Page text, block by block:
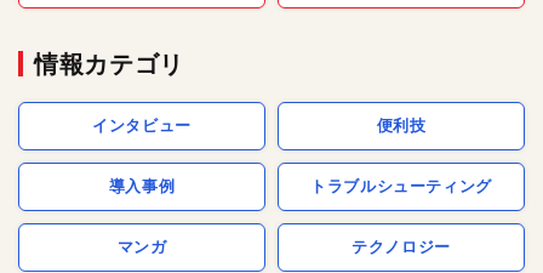
情報カテゴリ
インタビュー 便利技
導入事例 トラブルシューティング
マンガ テクノロジー